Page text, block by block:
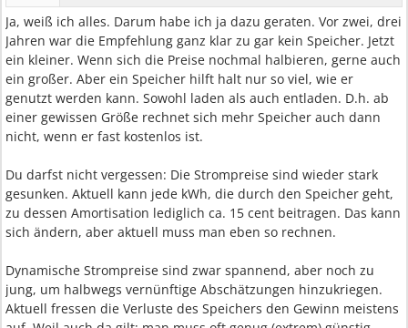
Ja, weiß ich alles. Darum habe ich ja dazu geraten. Vor zwei, drei
Jahren war die Empfehlung ganz klar zu gar kein Speicher. Jetzt
ein kleiner. Wenn sich die Preise nochmal halbieren, gerne auch
ein großer. Aber ein Speicher hilft halt nur so viel, wie er
genutzt werden kann. Sowohl laden als auch entladen. D.h. ab
einer gewissen Größe rechnet sich mehr Speicher auch dann
nicht, wenn er fast kostenlos ist.
Du darfst nicht vergessen: Die Strompreise sind wieder stark
gesunken. Aktuell kann jede kWh, die durch den Speicher geht,
zu dessen Amortisation lediglich ca. 15 cent beitragen. Das kann
sich ändern, aber aktuell muss man eben so rechnen.
Dynamische Strompreise sind zwar spannend, aber noch zu
jung, um halbwegs vernünftige Abschätzungen hinzukriegen.
Aktuell fressen die Verluste des Speichers den Gewinn meistens